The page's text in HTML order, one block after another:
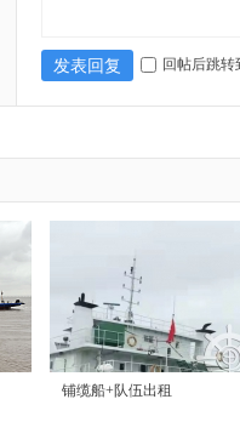
发表回复 回帖后跳转
铺缆船+队伍出租